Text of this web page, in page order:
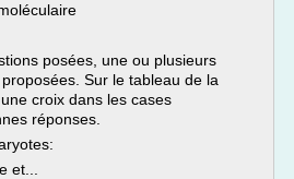
posées, une ou plusieurs
Sur le tableau de la
croix dans les cases
réponses.
et...